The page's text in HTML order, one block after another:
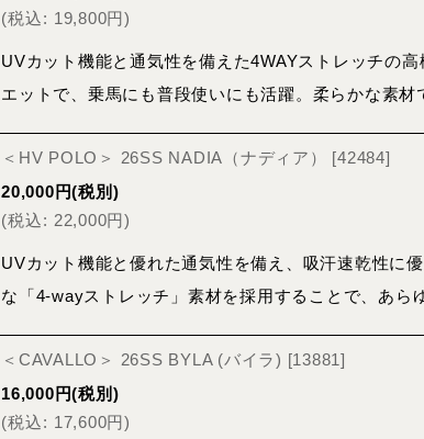
(税込: 19,800円)
UVカット機能と通気性を備えた4WAYストレッチの
エットで、乗馬にも普段使いにも活躍。柔らかな素
＜HV POLO＞ 26SS NADIA（ナディア） [42484]
20,000 円(税別)
(税込: 22,000円)
UVカット機能と優れた通気性を備え、吸汗速乾性に
な「4-wayストレッチ」素材を採用することで、あ
＜CAVALLO＞ 26SS BYLA (バイラ) [13881]
16,000 円(税別)
(税込: 17,600円)